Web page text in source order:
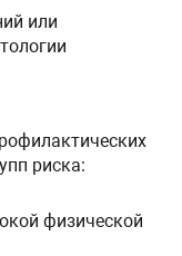
или
риска:
физической